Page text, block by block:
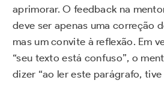
aprimorar. O feedback na
deve ser apenas uma correção
mas um convite à reflexão. Em
“seu texto está confuso”, o
dizer “ao ler este parágrafo, tive